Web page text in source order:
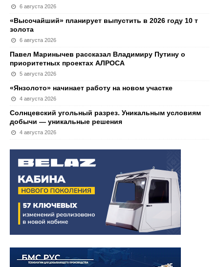
6 августа 2026
«Высочайший» планирует выпустить в 2026 году 10 т
золота
6 августа 2026
Павел Маринычев рассказал Владимиру Путину о
приоритетных проектах АЛРОСА
5 августа 2026
«Янзолото» начинает работу на новом участке
4 августа 2026
Солнцевский угольный разрез. Уникальным условиям
добычи — уникальные решения
4 августа 2026